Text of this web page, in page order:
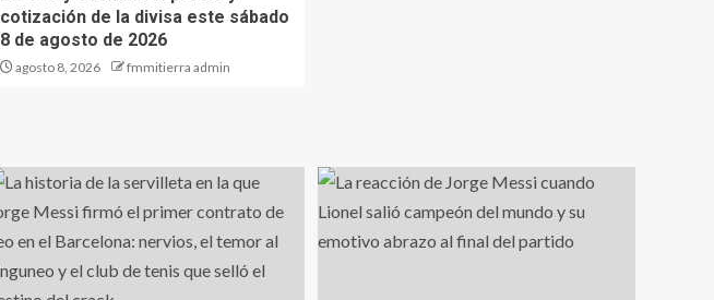
cotización de la divisa este sábado
8 de agosto de 2026
agosto 8, 2026 fmmitierra admin